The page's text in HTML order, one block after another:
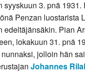
syyskuun 3. pnä 1931.
Penzan luostarista
edeltäjänsäkin. Pian
lokakuun 31. pnä
jolloin hän
Johannes